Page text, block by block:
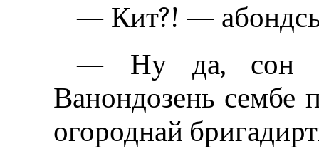
— Кит?! —
— Ну да, сон
Ванондозень сембе
огороднай